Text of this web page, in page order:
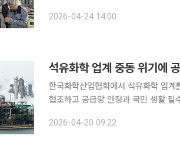
(PP) 등 석유화학 소재 의존도가 높은
2026-04-24 14:00
석유화학 업계 중동 위기에
한국화학산업협회에서 석유화학 업
협조하고 공급망 안정과 국민 생활
회다. 이번 공동성명은 협회를 중심으
2026-04-20 09:22